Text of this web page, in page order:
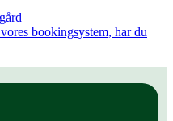
bookingsystem, har du